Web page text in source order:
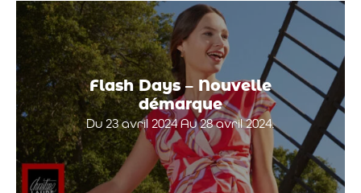
Flash Days – Nouvelle
démarque
Du 23 avril 2024 Au 28 avril 2024.